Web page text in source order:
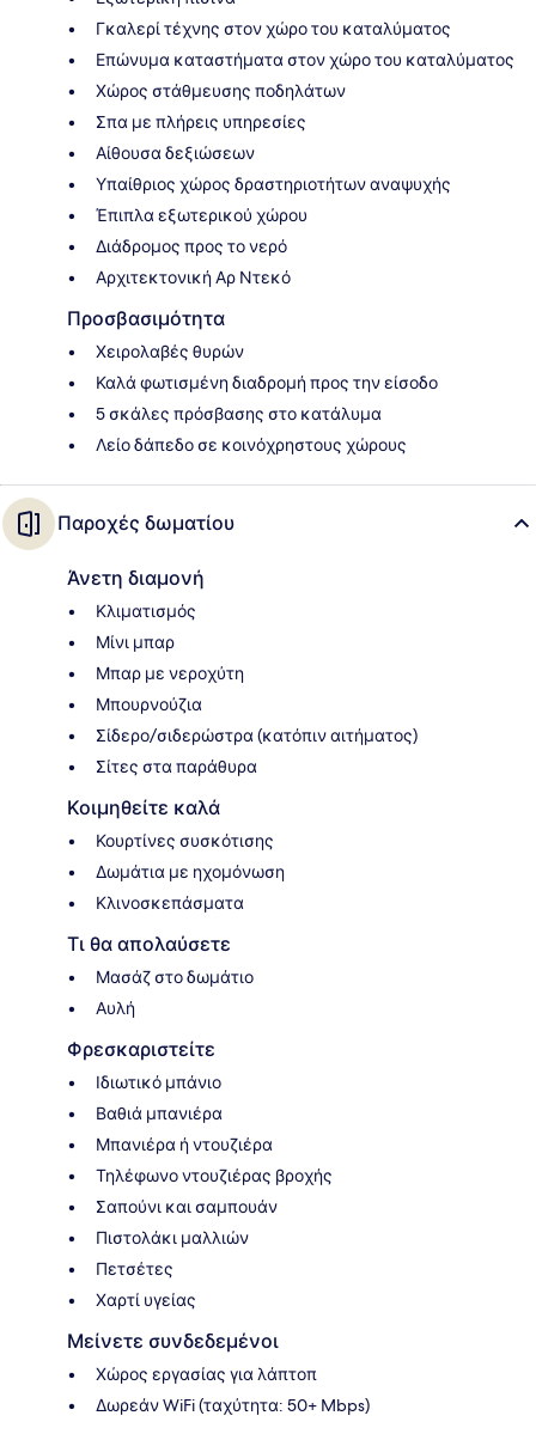
Γκαλερί τέχνης στον χώρο του καταλύματος
Επώνυμα καταστήματα στον χώρο του καταλύματος
Χώρος στάθμευσης ποδηλάτων
Σπα με πλήρεις υπηρεσίες
Αίθουσα δεξιώσεων
Υπαίθριος χώρος δραστηριοτήτων αναψυχής
Έπιπλα εξωτερικού χώρου
Διάδρομος προς το νερό
Αρχιτεκτονική Αρ Ντεκό
Προσβασιμότητα
Χειρολαβές θυρών
Καλά φωτισμένη διαδρομή προς την είσοδο
5 σκάλες πρόσβασης στο κατάλυμα
Λείο δάπεδο σε κοινόχρηστους χώρους
Παροχές δωματίου
Άνετη διαμονή
Κλιματισμός
Μίνι μπαρ
Μπαρ με νεροχύτη
Μπουρνούζια
Σίδερο/σιδερώστρα (κατόπιν αιτήματος)
Σίτες στα παράθυρα
Κοιμηθείτε καλά
Κουρτίνες συσκότισης
Δωμάτια με ηχομόνωση
Κλινοσκεπάσματα
Τι θα απολαύσετε
Μασάζ στο δωμάτιο
Αυλή
Φρεσκαριστείτε
Ιδιωτικό μπάνιο
Βαθιά μπανιέρα
Μπανιέρα ή ντουζιέρα
Τηλέφωνο ντουζιέρας βροχής
Σαπούνι και σαμπουάν
Πιστολάκι μαλλιών
Πετσέτες
Χαρτί υγείας
Μείνετε συνδεδεμένοι
Χώρος εργασίας για λάπτοπ
Δωρεάν WiFi (ταχύτητα: 50+ Mbps)